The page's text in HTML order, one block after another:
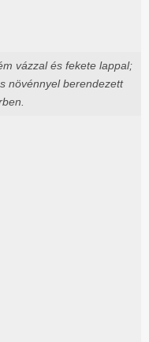
vázzal és fekete lappal;
növénnyel berendezett